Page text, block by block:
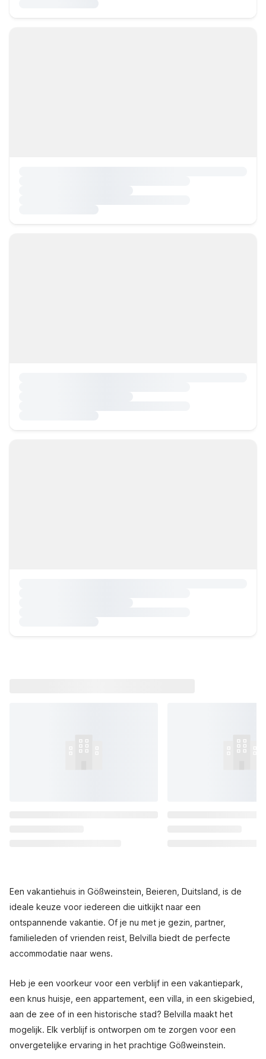
Een vakantiehuis in Gößweinstein, Beieren, Duitsland, is de
ideale keuze voor iedereen die uitkijkt naar een
ontspannende vakantie. Of je nu met je gezin, partner,
familieleden of vrienden reist, Belvilla biedt de perfecte
accommodatie naar wens.
Heb je een voorkeur voor een verblijf in een vakantiepark,
een knus huisje, een appartement, een villa, in een skigebied,
aan de zee of in een historische stad? Belvilla maakt het
mogelijk. Elk verblijf is ontworpen om te zorgen voor een
onvergetelijke ervaring in het prachtige Gößweinstein.